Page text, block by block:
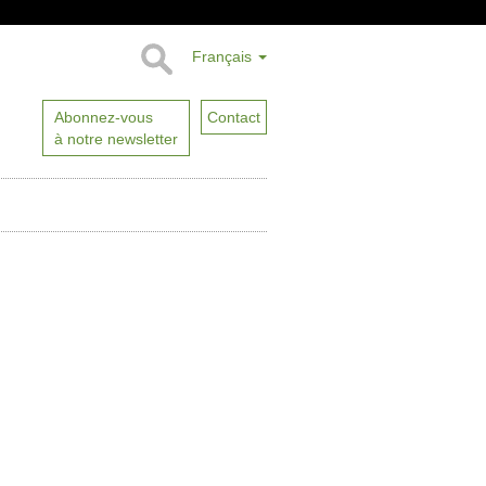
Français
Abonnez-vous
à notre newsletter
Contact